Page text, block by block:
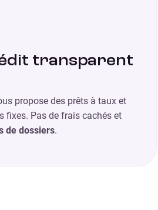
transparent
propose des prêts à taux et
fixes. Pas de frais cachés et
de dossiers.